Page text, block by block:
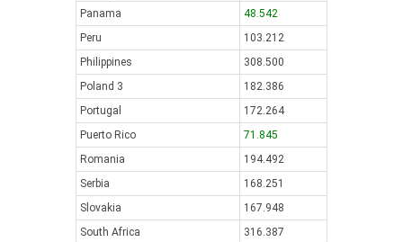
Panama
48.542
Peru
103.212
Philippines
308.500
Poland 3
182.386
Portugal
172.264
Puerto Rico
71.845
Romania
194.492
Serbia
168.251
Slovakia
167.948
South Africa
316.387